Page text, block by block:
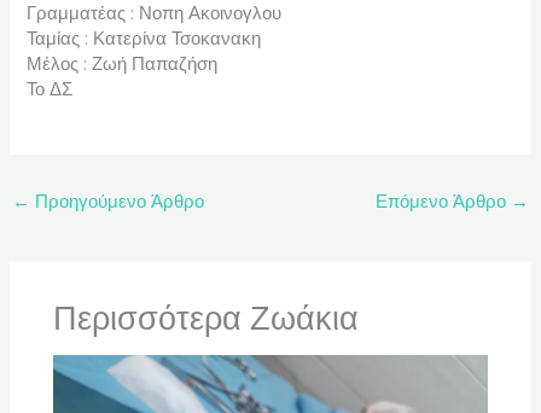
Γραμματέας : Νοπη Ακοινογλου
Ταμίας : Κατερίνα Τσοκανακη
Μέλος : Ζωή Παπαζήση
Το ΔΣ
← Προηγούμενο Άρθρο Επόμενο Άρθρο →
Περισσότερα Ζωάκια